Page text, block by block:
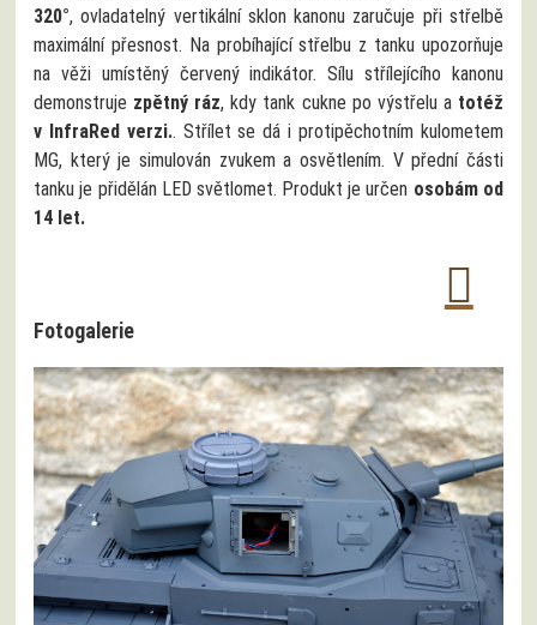
320°, ovladatelný vertikální sklon kanonu zaručuje při střelbě
maximální přesnost. Na probíhající střelbu z tanku upozorňuje
na věži umístěný červený indikátor. Sílu střílejícího kanonu
demonstruje zpětný ráz, kdy tank cukne po výstřelu a totéž
v InfraRed verzi.. Střílet se dá i protipěchotním kulometem
MG, který je simulován zvukem a osvětlením. V přední části
tanku je přidělán LED světlomet. Produkt je určen osobám od
14 let.
Fotogalerie